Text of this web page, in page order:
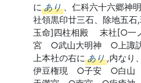
に あり 、仁科六十六郷神
社領黒印廿三石、除地五
玉命]四柱相殿 末社[○一
宮 ○武山大明神 ○上諏
上本社の右に あり ,内な
伊豆権現 ○子安 ○白